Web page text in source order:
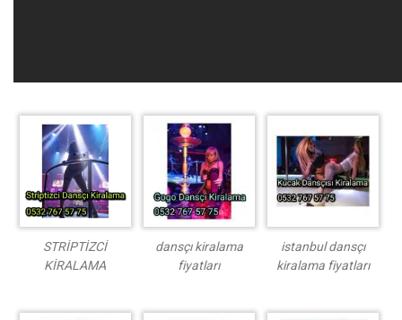
STRİPTİZCİ
KİRALAMA
dansçı kiralama
fiyatları
istanbul dansçı
kiralama fiyatları